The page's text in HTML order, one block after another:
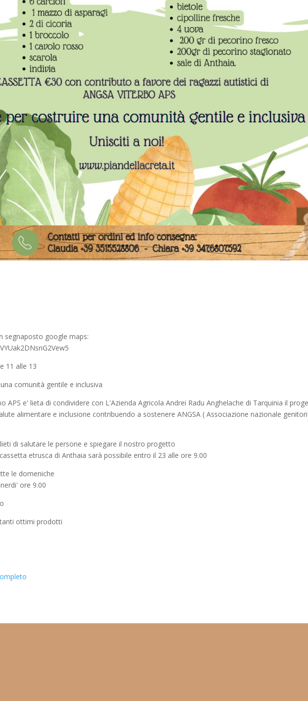
segnaposto google maps:
11 alle 13
comunità gentile e inclusiva
APS e' lieta di condividere con L'Azienda Agricola Andrei Radu Anghelache di Tarquinia il
alimentare e inclusione contribuendo a sostenere ANGSA ( Associazione nazionale genitori
di salutare le persone e spiegare il nostro progetto
etrusca di Anthaia sarà possibile entro il 23 alle ore 9.00
le domeniche
ore 9.00
ottimi prodotti